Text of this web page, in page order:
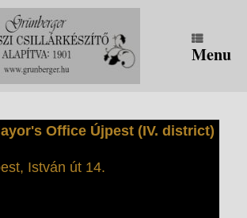
Menu
Office Újpest (IV. district)
István út 14.